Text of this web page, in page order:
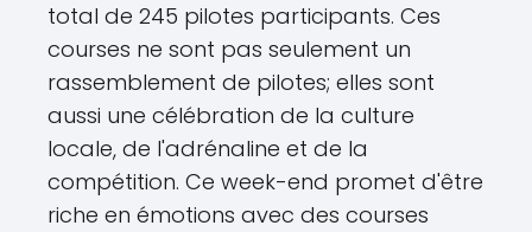
total de 245 pilotes participants. Ces
courses ne sont pas seulement un
rassemblement de pilotes; elles sont
aussi une célébration de la culture
locale, de l'adrénaline et de la
compétition. Ce week-end promet d'être
riche en émotions avec des courses